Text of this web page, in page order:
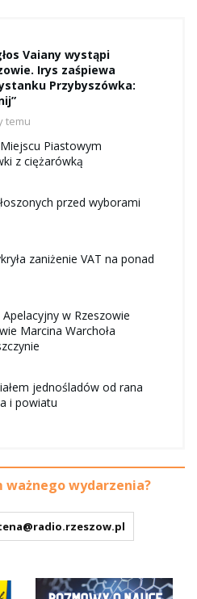
Vaiany wystąpi
Irys zaśpiewa
Przybyszówka:
temu
Piastowym
z ciężarówką
przed wyborami
zaniżenie VAT na ponad
Apelacyjny w Rzeszowie
Marcina Warchoła
jednośladów od rana
i powiatu
ważnego wydarzenia?